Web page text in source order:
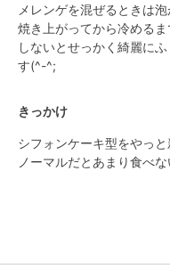
メレンゲを混ぜるときは
焼き上がってから冷める
しないとせっかく綺麗に
す(^-^;
きっかけ
シフォンケーキ型をやっ
ノーマルだとあまり食べ